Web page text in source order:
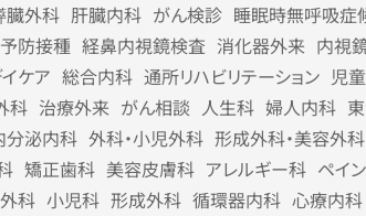
臓外科 肝臓内科 がん検診 睡眠時無呼吸症
予防接種 経鼻内視鏡検査 消化器外来 内視
ケア 総合内科 通所リハビリテーション 児
科 治療外来 がん相談 人生科 婦人内科
分泌内科 外科・小児外科 形成外科・美容外科
矯正歯科 美容皮膚科 アレルギー科 ペイ
科 小児科 形成外科 循環器内科 心療内科